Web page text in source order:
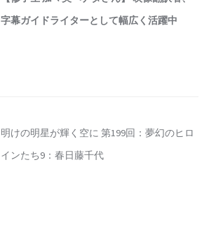
字幕ガイドライターとして幅広く活躍中
明けの明星が輝く空に 第199回：夢幻のヒロ
インたち9：春日藤千代